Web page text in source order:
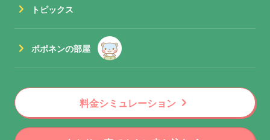
chevron_right トピックス
chevron_right ポポネンの部屋
料金シミュレーション chevron_right